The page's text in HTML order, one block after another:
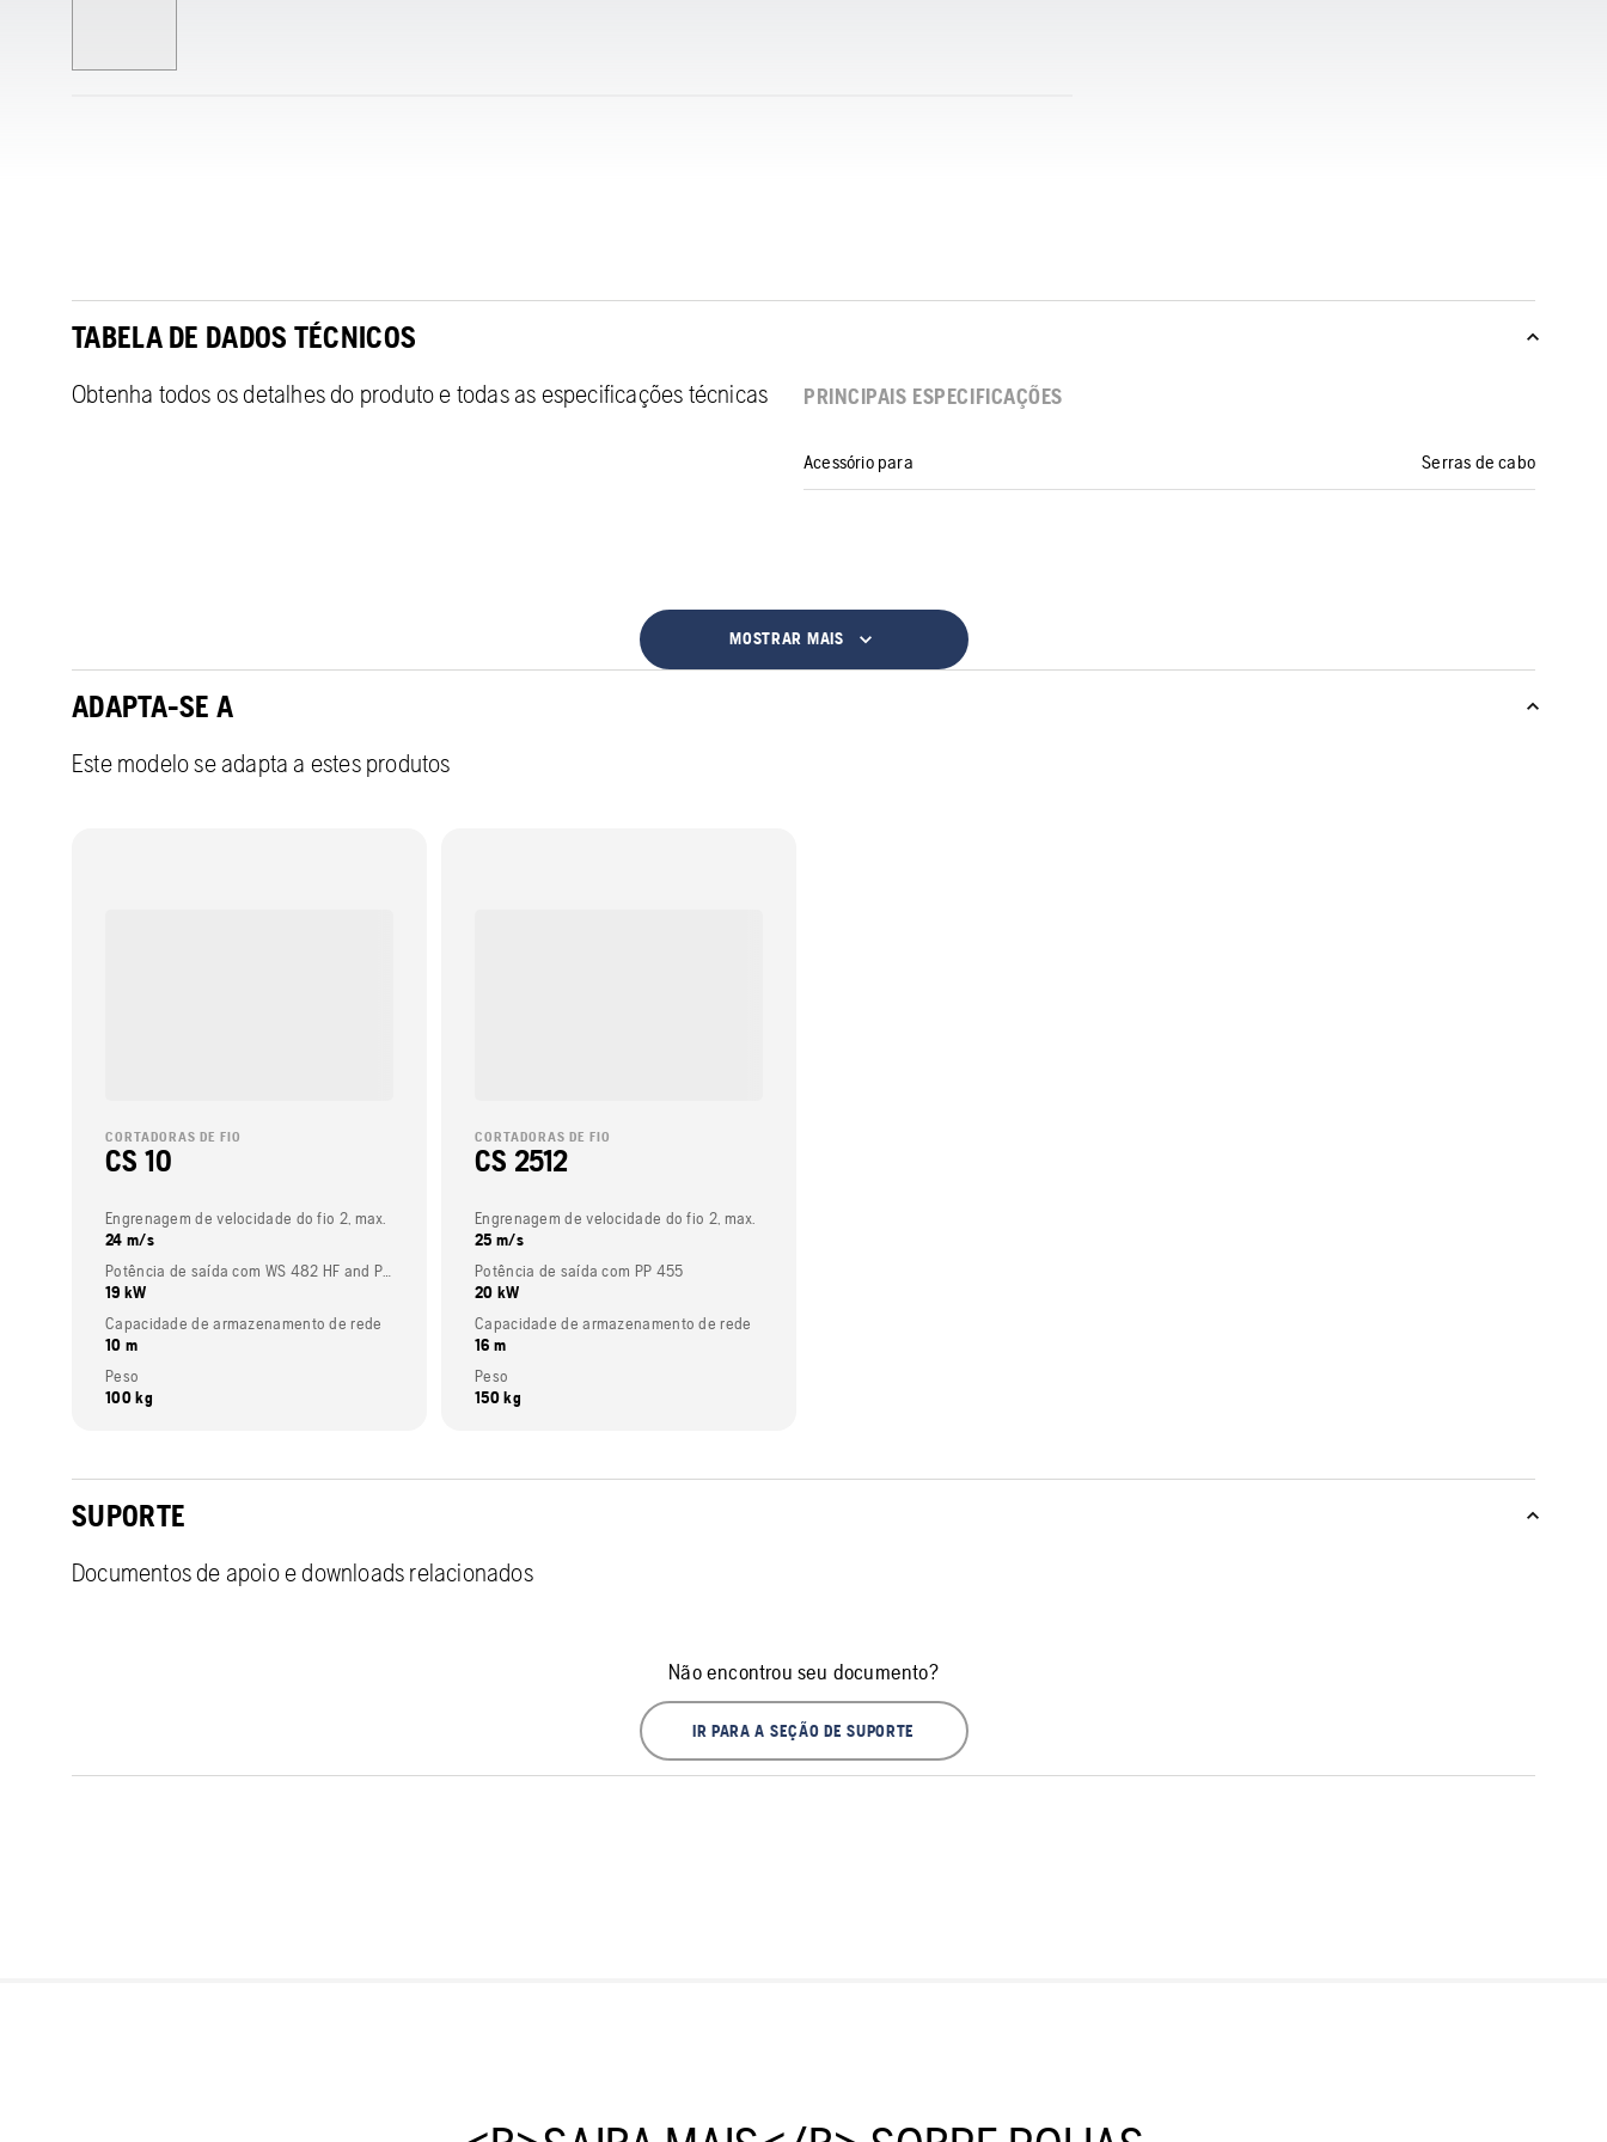
TABELA DE DADOS TÉCNICOS
Obtenha todos os detalhes do produto e todas as especificações técnicas PRINCIPAIS ESPECIFICAÇÕES
Acessório para Serras de cabo
MOSTRAR MAIS
ADAPTA-SE A
Este modelo se adapta a estes produtos
CORTADORAS DE FIO
CS 10
Engrenagem de velocidade do fio 2, max.
24 m/s
Potência de saída com WS 482 HF and PP 492
19 kW
Capacidade de armazenamento de rede
10 m
Peso
100 kg
CORTADORAS DE FIO
CS 2512
Engrenagem de velocidade do fio 2, max.
25 m/s
Potência de saída com PP 455
20 kW
Capacidade de armazenamento de rede
16 m
Peso
150 kg
SUPORTE
Documentos de apoio e downloads relacionados
Não encontrou seu documento?
IR PARA A SEÇÃO DE SUPORTE